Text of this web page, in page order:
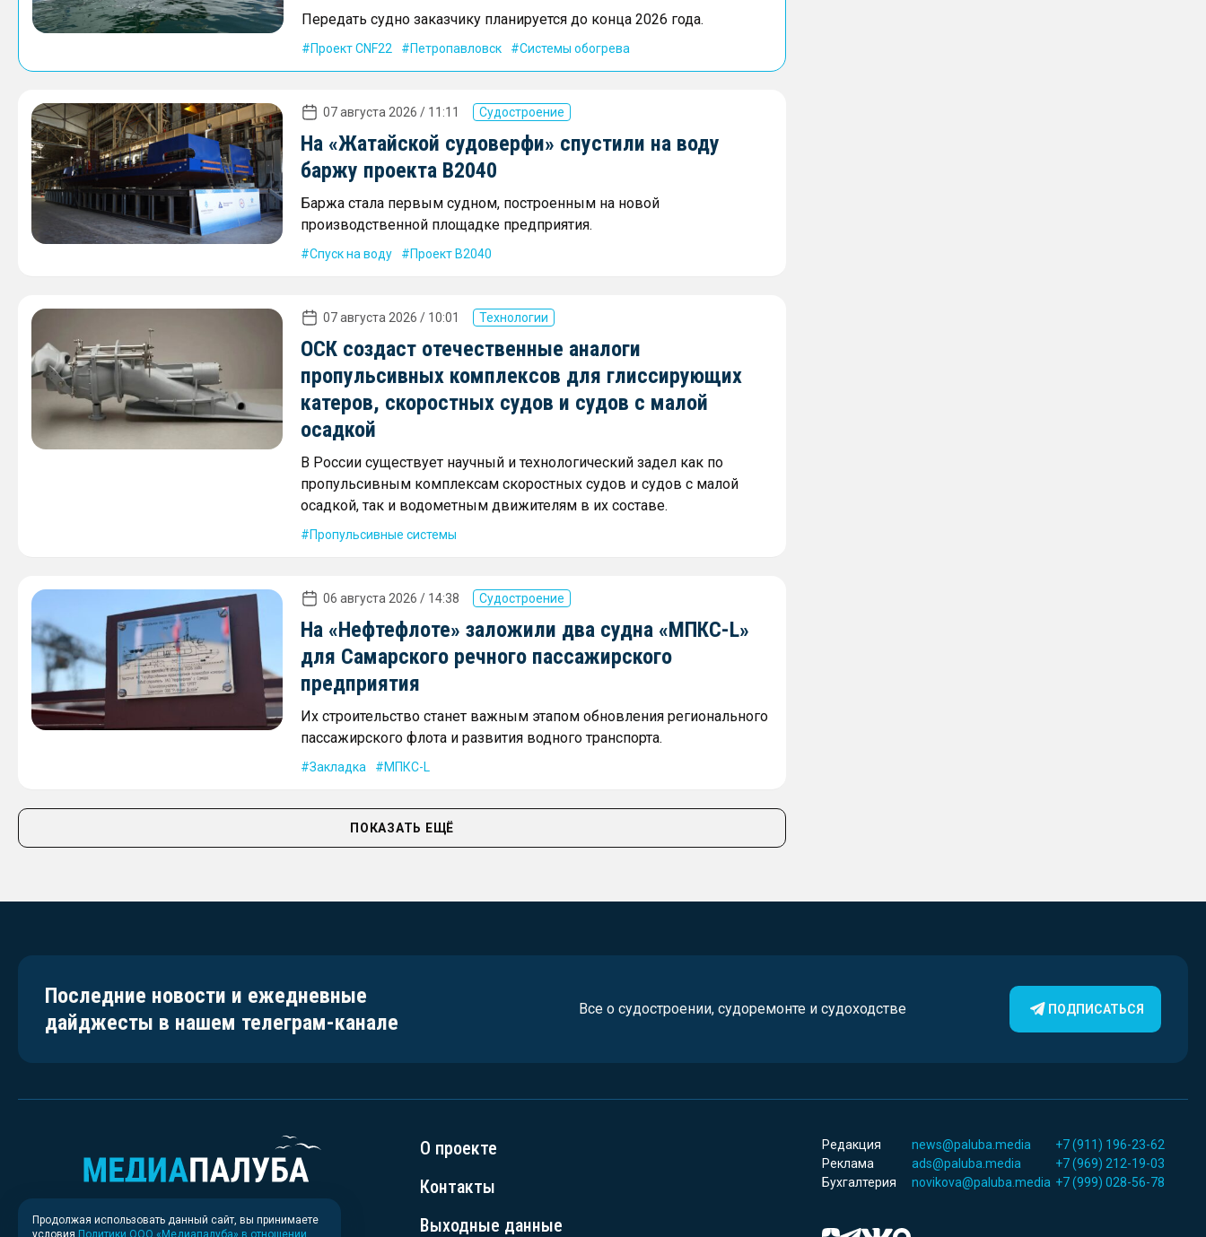
Передать судно заказчику планируется до конца 2026 года.
Проект CNF22 Петропавловск Системы обогрева
07 августа 2026 / 11:11 Судостроение
На «Жатайской судоверфи» спустили на воду
баржу проекта В2040
Баржа стала первым судном, построенным на новой
производственной площадке предприятия.
Спуск на воду Проект В2040
07 августа 2026 / 10:01 Технологии
ОСК создаст отечественные аналоги
пропульсивных комплексов для глиссирующих
катеров, скоростных судов и судов с малой
осадкой
В России существует научный и технологический задел как по
пропульсивным комплексам скоростных судов и судов с малой
осадкой, так и водометным движителям в их составе.
Пропульсивные системы
06 августа 2026 / 14:38 Судостроение
На «Нефтефлоте» заложили два судна «МПКС-L»
для Самарского речного пассажирского
предприятия
Их строительство станет важным этапом обновления регионального
пассажирского флота и развития водного транспорта.
Закладка МПКС-L
ПОКАЗАТЬ ЕЩЁ
Последние новости и ежедневные
дайджесты в нашем телеграм-канале
Все о судостроении, судоремонте и судоходстве ПОДПИСАТЬСЯ
О проекте
Контакты
Выходные данные
Редакция news@paluba.media
+7 (911) 196-23-62
Реклама
ads@paluba.media
+7 (969) 212-19-03
Бухгалтерия
novikova@paluba.media +7 (999) 028-56-78
Продолжая использовать данный сайт, вы принимаете
условия Политики ООО «Медиапалуба» в отношении